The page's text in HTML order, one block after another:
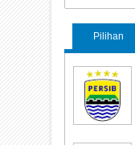
Pilihan